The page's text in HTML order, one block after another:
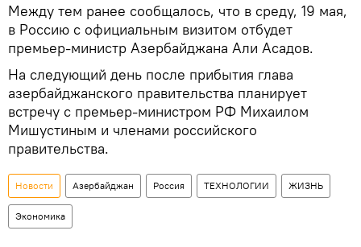
Между тем ранее сообщалось, что в среду, 19 мая,
в Россию с официальным визитом отбудет
премьер-министр Азербайджана Али Асадов.
На следующий день после прибытия глава
азербайджанского правительства планирует
встречу с премьер-министром РФ Михаилом
Мишустиным и членами российского
правительства.
Новости Азербайджан Россия ТЕХНОЛОГИИ ЖИЗНЬ
Экономика